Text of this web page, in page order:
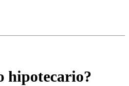
hipotecario?